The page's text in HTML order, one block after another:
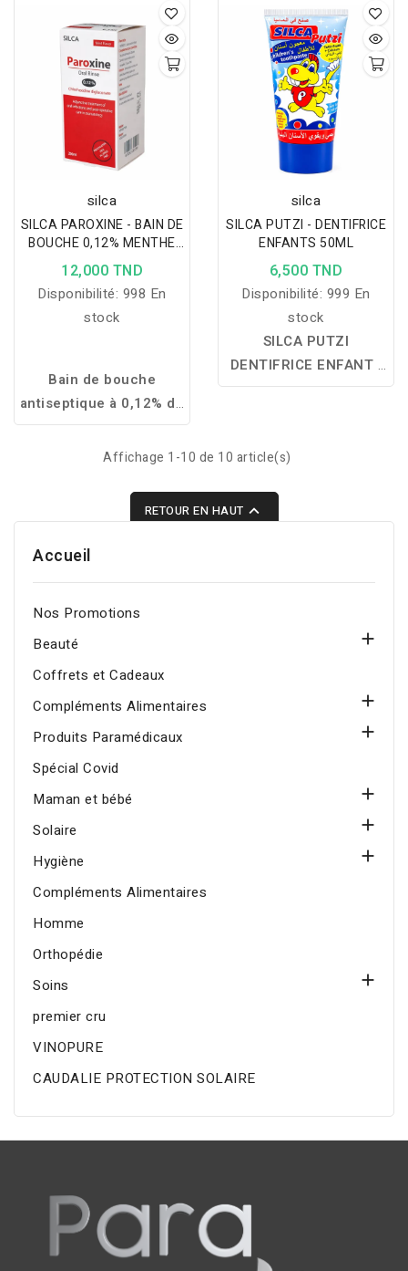
aux dents sensibles et
aux collets dentaires
exposés, tout en
réduisant la sensation de
douleur pendant
longtemps.
silca
SILCA PAROXINE - BAIN DE
BOUCHE 0,12% MENTHE
200ML
12,000 TND
Disponibilité: 998 En
stock
Bain de bouche
antiseptique à 0,12% de
chlorhexidine, conçu
pour réduire la plaque
les infections buccales
et favoriser la
cicatrisation après
silca
SILCA PUTZI - DENTIFRICE
ENFANTS 50ML
6,500 TND
Disponibilité: 999 En
stock
SILCA PUTZI
DENTIFRICE ENFANT :
un dentifrice
en Fluorure de Sodium,
contre les caries,
éliminer la plaque
dentaire dès le plus jeune
Affichage 1-10 de 10 article(s)
RETOUR EN HAUT 
Accueil
Nos Promotions
Beauté

Coffrets et Cadeaux
Compléments Alimentaires

Produits Paramédicaux

Spécial Covid
Maman et bébé

Solaire

Hygiène

Compléments Alimentaires
Homme
Orthopédie
Soins

premier cru
VINOPURE
CAUDALIE PROTECTION SOLAIRE